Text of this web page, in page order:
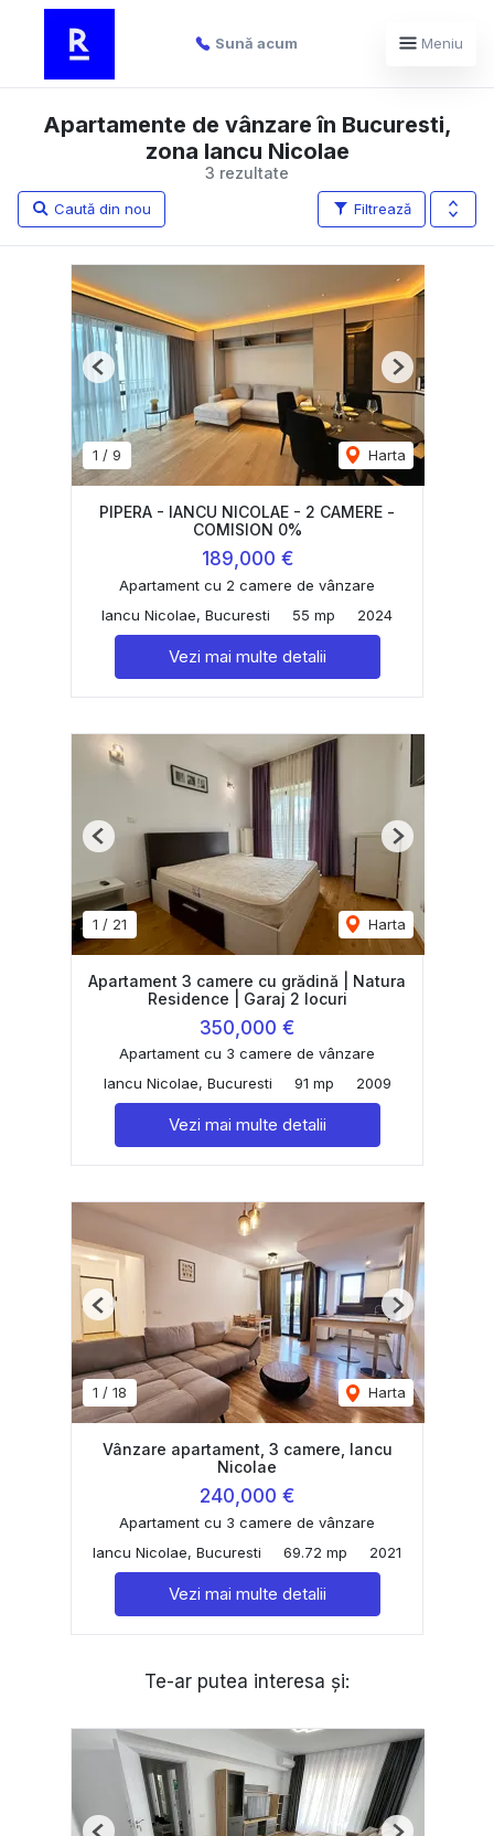
Sună acum Meniu
3 rezultate
Apartamente de vânzare în Bucuresti,
zona Iancu Nicolae
Filtrează
Caută din nou
1 / 9 Harta
Previous Next
PIPERA - IANCU NICOLAE - 2 CAMERE -
COMISION 0%
189,000 €
Apartament cu 2 camere de vânzare
Iancu Nicolae, Bucuresti
55 mp 2024
Vezi mai multe detalii
1 / 21 Harta
Previous Next
Apartament 3 camere cu grădină | Natura
Residence | Garaj 2 locuri
350,000 €
Apartament cu 3 camere de vânzare
Iancu Nicolae, Bucuresti
91 mp 2009
Vezi mai multe detalii
1 / 18 Harta
Previous Next
Vânzare apartament, 3 camere, Iancu
Nicolae
240,000 €
Apartament cu 3 camere de vânzare
Iancu Nicolae, Bucuresti
69.72 mp 2021
Vezi mai multe detalii
Te-ar putea interesa și: